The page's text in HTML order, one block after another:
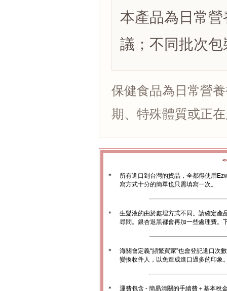
本產品為日常
議；不同批次
保健食品為日常營
期、特殊體質或正
＊
所有進口到台灣的貨品，全都得使用
寫方式十分的簡單也只需填寫一次。
＊
生髮液的由於處埋方式不同。請確定產
尋問。銀杏退黑都會再加一些處理費。
＊
海關會定義“頻繁買家”也會登記進口次
變換收件人，以免造成進口過多的印象
＊ 運費包含 - 簡易清關的手續費＋基本稅